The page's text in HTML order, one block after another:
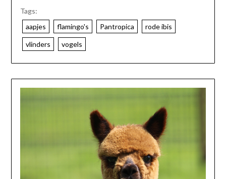
Tags:
aapjes
flamingo's Pantropica rode ibis
vlinders vogels